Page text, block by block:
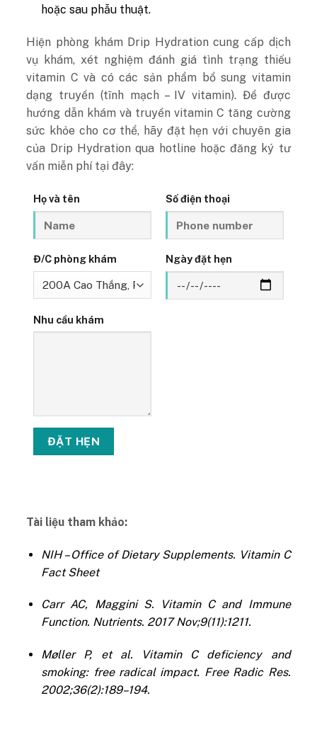
hoặc sau phẫu thuật.
Hiện phòng khám Drip Hydration cung cấp dịch
vụ khám, xét nghiệm đánh giá tình trạng thiếu
vitamin C và có các sản phẩm bổ sung vitamin
dạng truyền (tĩnh mạch – IV vitamin). Để được
hướng dẫn khám và truyền vitamin C tăng cường
sức khỏe cho cơ thể, hãy đặt hẹn với chuyên gia
của Drip Hydration qua hotline hoặc đăng ký tư
vấn miễn phí tại đây:
Họ và tên Số điện thoại
Đ/C phòng khám Ngày đặt hẹn
Nhu cầu khám
Tài liệu tham khảo:
NIH – Office of Dietary Supplements. Vitamin C
Fact Sheet
Carr AC, Maggini S. Vitamin C and Immune
Function. Nutrients. 2017 Nov;9(11):1211.
Møller P, et al. Vitamin C deficiency and
smoking: free radical impact. Free Radic Res.
2002;36(2):189–194.